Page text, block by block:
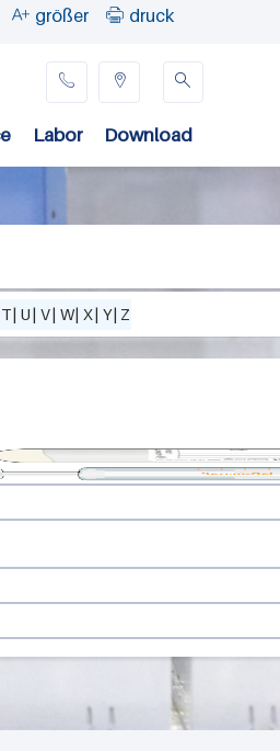
 größer  druck

Labor Download
 
T| U| V| W| X| Y| Z